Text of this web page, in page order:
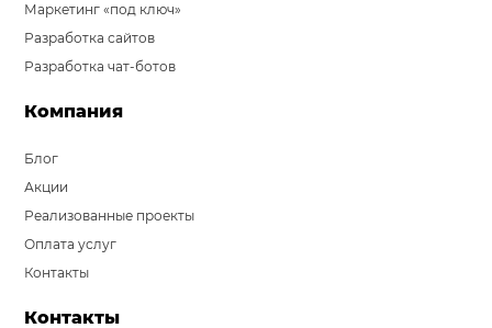
Маркетинг «под ключ»
Разработка сайтов
Разработка чат-ботов
Компания
Блог
Акции
Реализованные проекты
Оплата услуг
Контакты
Контакты